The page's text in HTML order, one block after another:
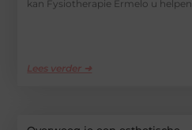
kan Fysiotherapie Ermelo u helpen
Lees verder ➜